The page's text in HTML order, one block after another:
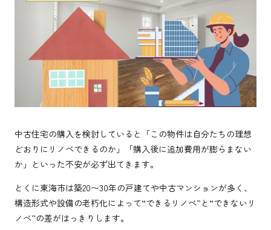
中古住宅の購入を検討していると「この物件は自分たちの理想
どおりにリノベできるのか」「購入後に追加費用が膨らまない
か」といった不安が必ず出てきます。
とくに東海市は築20〜30年の戸建てや中古マンションが多く、
構造形式や設備の老朽化によって“できるリノベ”と“できないリ
ノベ”の差がはっきりします。